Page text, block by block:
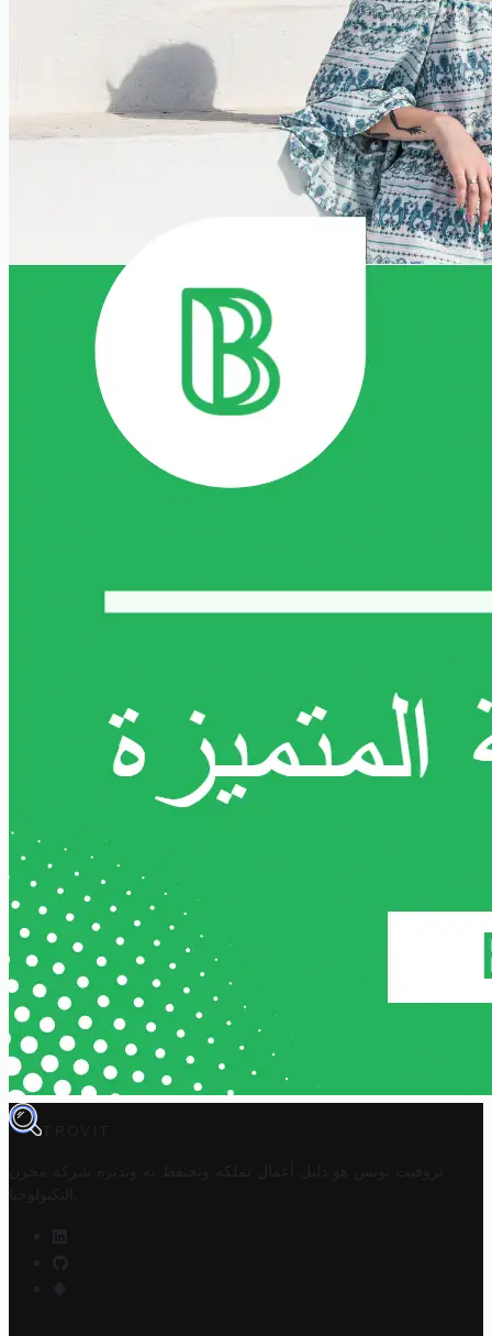
TROVIT
تروفيت تونس هو دليل أعمال تملكه وتحتفظ به وتديره
شركة مخزن
التكنولوجيا